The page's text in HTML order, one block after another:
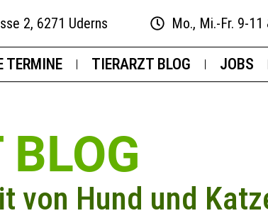
2, 6271 Uderns Mo., Mi.-Fr. 9-11
TERMINE TIERARZT BLOG JOBS
von Hund und